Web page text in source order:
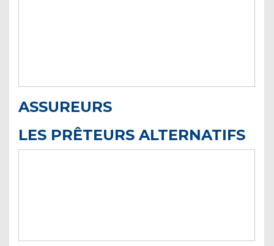
ASSUREURS
LES PRÊTEURS ALTERNATIFS